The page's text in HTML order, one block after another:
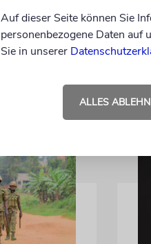
gewichtet worden.
Universität
Auf dieser Seite können Sie
personenbezogene Daten auf
Sie in unserer
ALLES